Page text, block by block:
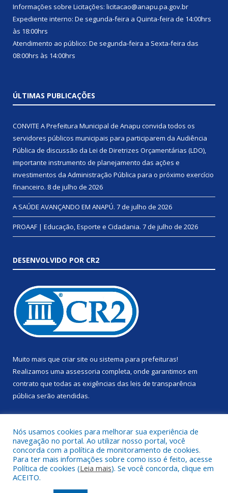
Informações sobre Licitações: licitacao@anapu.pa.gov.br
Expediente interno: De segunda-feira a Quinta-feira de 14:00hrs
às 18:00hrs
Atendimento ao público: De segunda-feira a Sexta-feira das
08:00hrs às 14:00hrs
ÚLTIMAS PUBLICAÇÕES
CONVITE A Prefeitura Municipal de Anapu convida todos os
servidores públicos municipais para participarem da Audiência
Pública de discussão da Lei de Diretrizes Orçamentárias (LDO),
importante instrumento de planejamento das ações e
investimentos da Administração Pública para o próximo exercício
financeiro. 8 de julho de 2026
A SAÚDE AVANÇANDO EM ANAPÚ. 7 de julho de 2026
PROAAF | Educação, Esporte e Cidadania. 7 de julho de 2026
DESENVOLVIDO POR CR2
Muito mais que criar site ou sistema para prefeituras!
Realizamos uma assessoria completa, onde garantimos em
contrato que todas as exigências das leis de transparência
pública serão atendidas.
Todos os direitos reservados a Prefeitura Municipal de Anapu.
Nós usamos cookies para melhorar sua experiência de
navegação no portal. Ao utilizar nosso portal, você
concorda com a política de monitoramento de cookies.
Para ter mais informações sobre como isso é feito, acesse
Política de cookies (Leia mais). Se você concorda, clique em
ACEITO.